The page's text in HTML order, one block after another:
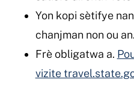
Yon kopi sètifye
chanjman non ou an.
Frè obligatwa a.
vizite